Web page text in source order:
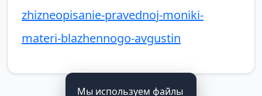
zhizneopisanie-pravednoj-moniki-
materi-blazhennogo-avgustin
Мы используем файлы